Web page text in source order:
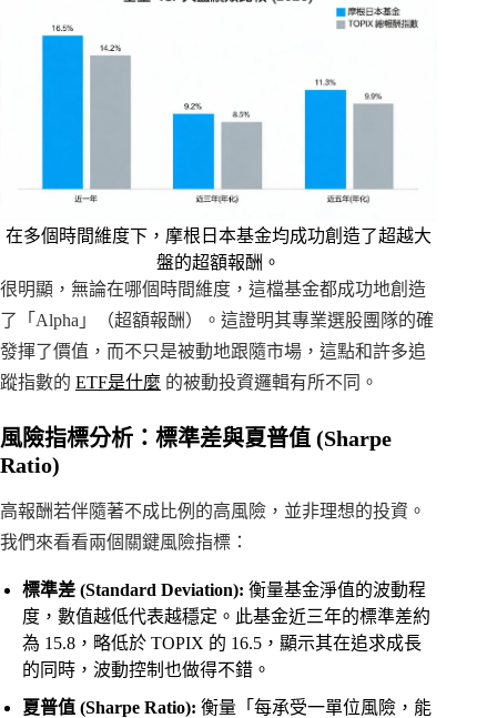
在多個時間維度下，摩根日本基金均成功創造了超越大
盤的超額報酬。
很明顯，無論在哪個時間維度，這檔基金都成功地創造
了「Alpha」（超額報酬）。這證明其專業選股團隊的確
發揮了價值，而不只是被動地跟隨市場，這點和許多追
蹤指數的 ETF是什麼 的被動投資邏輯有所不同。
風險指標分析：標準差與夏普值 (Sharpe
Ratio)
高報酬若伴隨著不成比例的高風險，並非理想的投資。
我們來看看兩個關鍵風險指標：
標準差 (Standard Deviation): 衡量基金淨值的波動程
度，數值越低代表越穩定。此基金近三年的標準差約
為 15.8，略低於 TOPIX 的 16.5，顯示其在追求成長
的同時，波動控制也做得不錯。
夏普值 (Sharpe Ratio): 衡量「每承受一單位風險，能